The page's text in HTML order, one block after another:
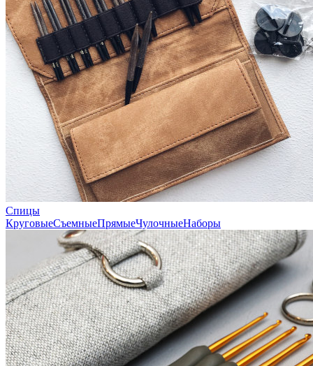
Спицы
КруговыеСъемныеПрямыеЧулочныеНаборы